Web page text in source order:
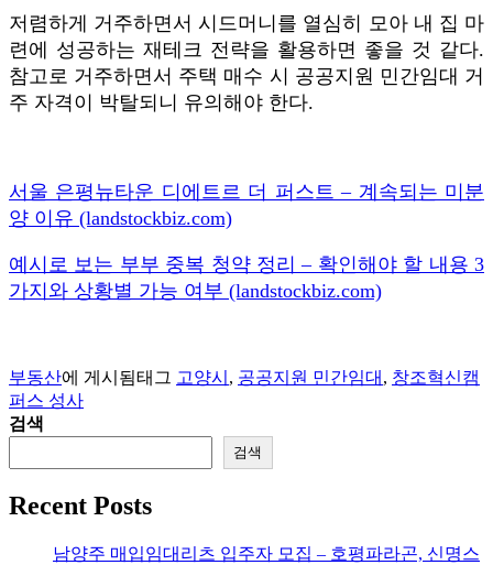
저렴하게 거주하면서 시드머니를 열심히 모아 내 집 마
련에 성공하는 재테크 전략을 활용하면 좋을 것 같다.
참고로 거주하면서 주택 매수 시 공공지원 민간임대 거
주 자격이 박탈되니 유의해야 한다.
서울 은평뉴타운 디에트르 더 퍼스트 – 계속되는 미분
양 이유 (landstockbiz.com)
예시로 보는 부부 중복 청약 정리 – 확인해야 할 내용 3
가지와 상황별 가능 여부 (landstockbiz.com)
부동산에 게시됨태그 고양시 , 공공지원 민간임대 , 창조혁신캠
퍼스 성사
검색
검색
Recent Posts
남양주 매입임대리츠 입주자 모집 – 호평파라곤, 신명스